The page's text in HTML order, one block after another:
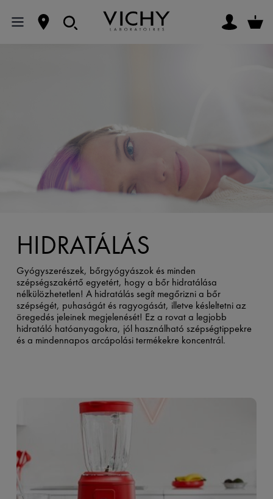
HIDRATÁLÁS
Gyógyszerészek, bőrgyógyászok és minden
szépségszakértő egyetért, hogy a bőr hidratálása
nélkülözhetetlen! A hidratálás segít megőrizni a bőr
szépségét, puhaságát és ragyogását, illetve késleltetni az
öregedés jeleinek megjelenését! Ez a rovat a legjobb
hidratáló hatóanyagokra, jól használható szépségtippekre
és a mindennapos arcápolási termékekre koncentrál.